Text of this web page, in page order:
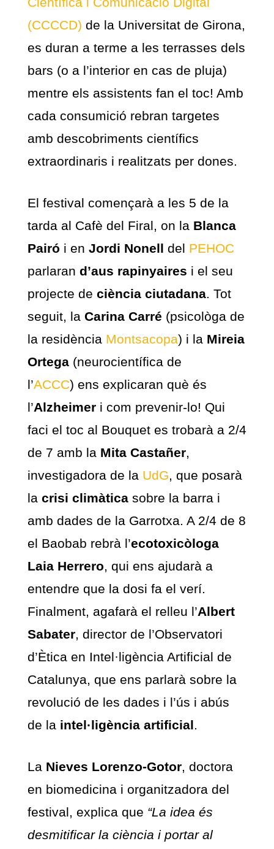
(CCCCD) de la Universitat de Girona,
es duran a terme a les terrasses dels
bars (o a l’interior en cas de pluja)
mentre els assistents fan el toc! Amb
cada consumició rebran targetes
amb descobriments científics
extraordinaris i realitzats per dones.
El festival començarà a les 5 de la
tarda al Cafè del Firal, on la Blanca
Pairó i en Jordi Nonell del PEHOC
parlaran d’aus rapinyaires i el seu
projecte de ciència ciutadana. Tot
seguit, la Carina Carré (psicològa de
la residència Montsacopa) i la Mireia
Ortega(neurocientífica de
l’ACCC) ens explicaran què és
l’Alzheimeri com prevenir-lo! Qui
faci el toc al Bouquet es trobarà a 2/4
de 7 amb la Mita Castañer,
investigadora de la UdG, que posarà
la crisi climàticasobre la barra i
amb dades de la Garrotxa. A 2/4 de 8
el Baobab rebrà l’ecotoxicòloga
Laia Herrero, qui ens ajudarà a
entendre que la dosi fa el verí.
Finalment, agafarà el relleu l’Albert
Sabater, director de l’Observatori
d’Ètica en Intel·ligència Artificial de
Catalunya, que ens parlarà sobre la
revolució de les dades i l’ús i abús
de la intel·ligència artificial.
La Nieves Lorenzo-Gotor, doctora
en biomedicina i organitzadora del
festival, explica que “La idea és
desmitificar la ciència i portar al